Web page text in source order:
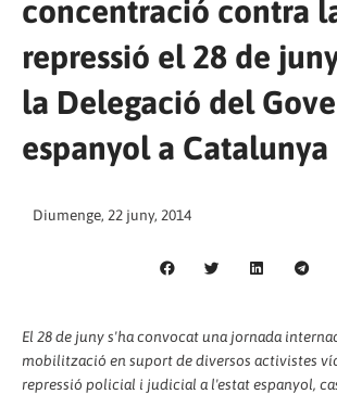
concentració contra
repressió el 28 de
la Delegació del
espanyol a Catalunya
Diumenge, 22 juny, 2014
El 28 de juny s'ha convocat una jornada
mobilització en suport de diversos activistes
repressió policial i judicial a l'estat espanyol,